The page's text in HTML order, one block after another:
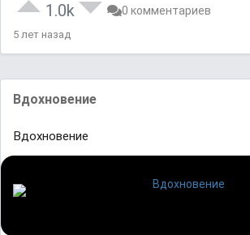
1.0k 0 комментариев
5 лет назад
Вдохновение
Вдохновение